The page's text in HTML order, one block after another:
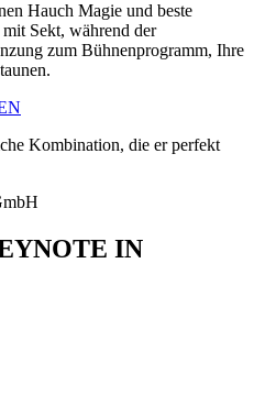
Hauch Magie und beste
Sekt, während der
zum Bühnenprogramm, Ihre
Kombination, die er perfekt
IN